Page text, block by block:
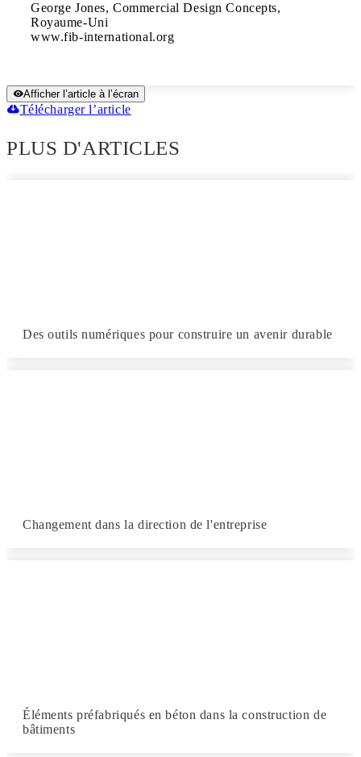
George Jones, Commercial Design Concepts,
Royaume-Uni
www.fib-international.org
Afficher l’article à l’écran
Télécharger l’article
PLUS D'ARTICLES
Des outils numériques pour construire un avenir durable
Changement dans la direction de l'entreprise
Éléments préfabriqués en béton dans la construction de
bâtiments